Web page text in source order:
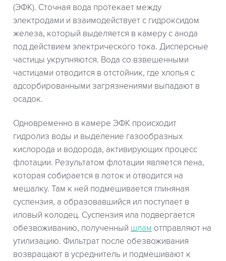
(ЭФК). Сточная вода протекает между
электродами и взаимодействует с гидроксидом
железа, который выделяется в камеру с анода
под действием электрического тока. Дисперсные
частицы укрупняются. Вода со взвешенными
частицами отводится в отстойник, где хлопья с
адсорбированными загрязнениями выпадают в
осадок.
Одновременно в камере ЭФК происходит
гидролиз воды и выделение газообразных
кислорода и водорода, активирующих процесс
флотации. Результатом флотации является пена,
которая собирается в лоток и отводится на
мешалку. Там к ней подмешивается глиняная
суспензия, а образовавшийся ил поступает в
иловый колодец. Суспензия ила подвергается
обезвоживанию, полученный шлам отправляют на
утилизацию. Фильтрат после обезвоживания
возвращают в усреднитель и подмешивают к